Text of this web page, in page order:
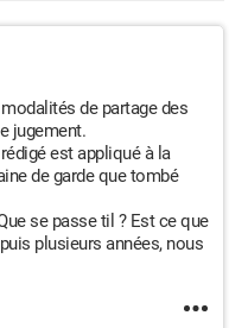
de partage des
jugement.
est appliqué à la
de garde que tombé
se passe til ? Est ce que
plusieurs années, nous